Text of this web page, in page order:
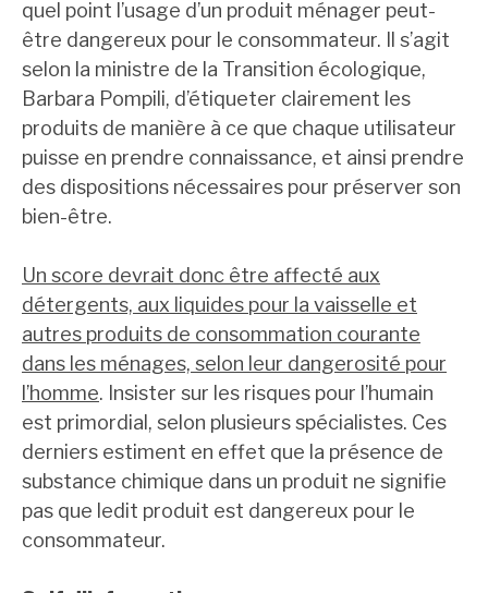
quel point l’usage d’un produit ménager peut-
être dangereux pour le consommateur. Il s’agit
selon la ministre de la Transition écologique,
Barbara Pompili, d’étiqueter clairement les
produits de manière à ce que chaque utilisateur
puisse en prendre connaissance, et ainsi prendre
des dispositions nécessaires pour préserver son
bien-être.
Un score devrait donc être affecté aux
détergents, aux liquides pour la vaisselle et
autres produits de consommation courante
dans les ménages, selon leur dangerosité pour
l’homme. Insister sur les risques pour l’humain
est primordial, selon plusieurs spécialistes. Ces
derniers estiment en effet que la présence de
substance chimique dans un produit ne signifie
pas que ledit produit est dangereux pour le
consommateur.